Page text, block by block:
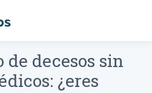
de decesos sin
¿eres